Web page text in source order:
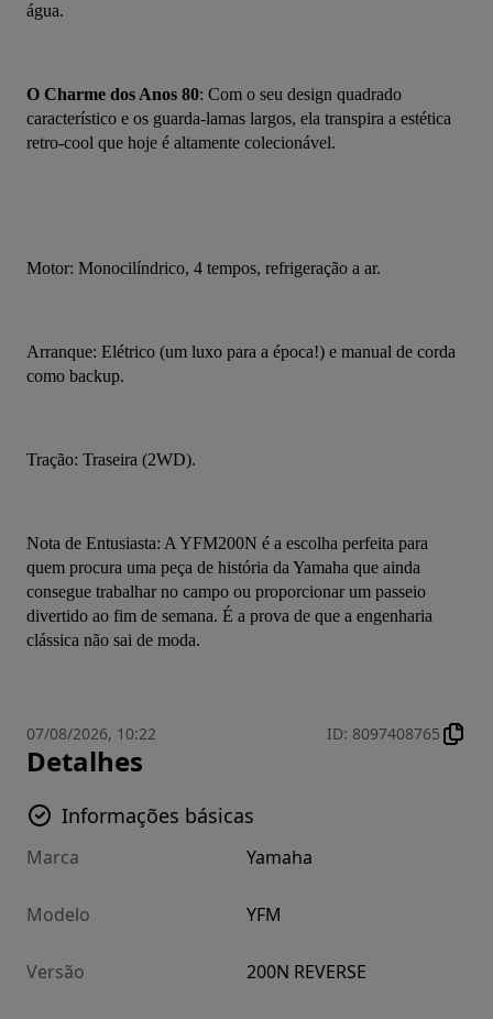
água.
O Charme dos Anos 80: Com o seu design quadrado
característico e os guarda-lamas largos, ela transpira a estética
retro-cool que hoje é altamente colecionável.
Motor: Monocilíndrico, 4 tempos, refrigeração a ar.
Arranque: Elétrico (um luxo para a época!) e manual de corda
como backup.
Tração: Traseira (2WD).
Nota de Entusiasta: A YFM200N é a escolha perfeita para
quem procura uma peça de história da Yamaha que ainda
consegue trabalhar no campo ou proporcionar um passeio
divertido ao fim de semana. É a prova de que a engenharia
clássica não sai de moda.
07/08/2026, 10:22 ID: 8097408765
Detalhes
Informações básicas
Marca Yamaha
Modelo YFM
Versão 200N REVERSE